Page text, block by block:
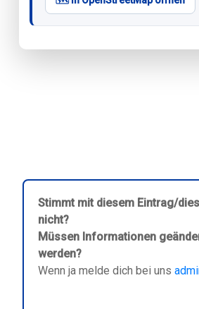
Stimmt mit diesem Eintrag/
nicht?
Müssen Informationen
werden?
Wenn ja melde dich bei uns